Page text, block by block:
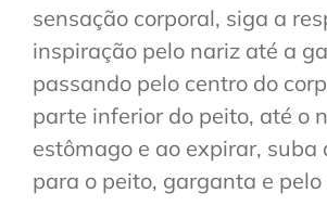
sensação corporal, siga a
inspiração pelo nariz até a
passando pelo centro do
parte inferior do peito, até o
estômago e ao expirar, suba
para o peito, garganta e pelo